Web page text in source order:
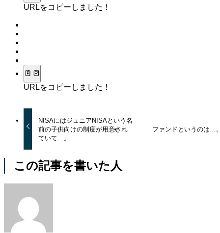
URLをコピーしました！
URLをコピーしました！
NISAにはジュニアNISAという名
前の子供向けの制度が用意され
ていて…。
ファンドというのは…
この記事を書いた人